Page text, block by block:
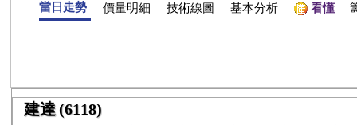
當日走勢 價量明細 技術線圖 基本分析 看懂